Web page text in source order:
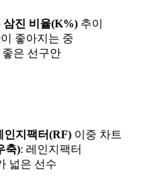
삼진 비율(K%) 추이
좋아지는 중
은 선구안
인지팩터(RF) 이중 차트
축): 레인지팩터
넓은 선수